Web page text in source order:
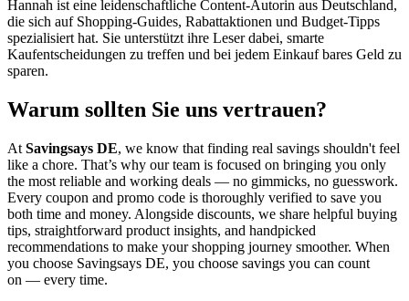
Hannah ist eine leidenschaftliche Content-Autorin aus Deutschland,
die sich auf Shopping-Guides, Rabattaktionen und Budget-Tipps
spezialisiert hat. Sie unterstützt ihre Leser dabei, smarte
Kaufentscheidungen zu treffen und bei jedem Einkauf bares Geld zu
sparen.
Warum sollten Sie uns vertrauen?
At Savingsays DE, we know that finding real savings shouldn't feel
like a chore. That’s why our team is focused on bringing you only
the most reliable and working deals — no gimmicks, no guesswork.
Every coupon and promo code is thoroughly verified to save you
both time and money. Alongside discounts, we share helpful buying
tips, straightforward product insights, and handpicked
recommendations to make your shopping journey smoother. When
you choose Savingsays DE, you choose savings you can count
on — every time.